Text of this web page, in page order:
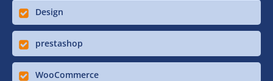
Design
prestashop
WooCommerce